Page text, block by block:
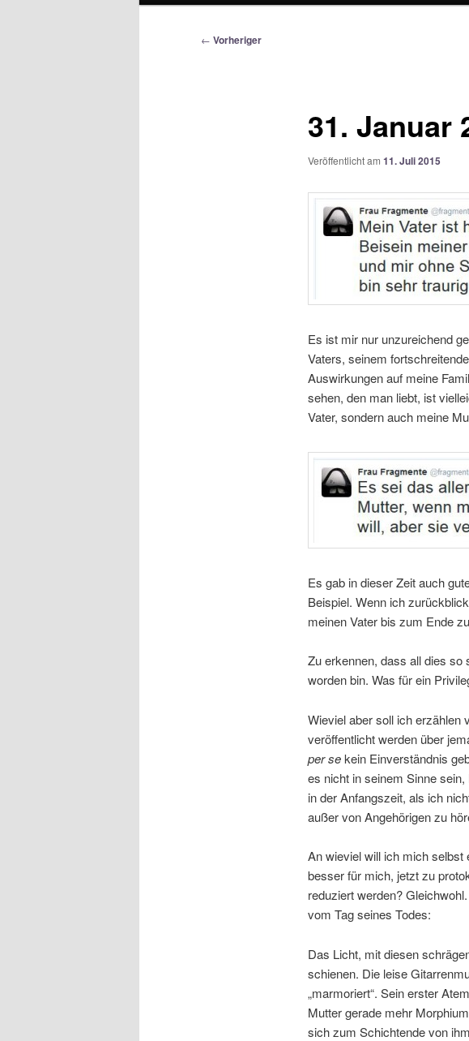
Beitragsnavigation
← Vorheriger
31. Januar
Veröffentlicht am 11. Juli 2015
Es ist mir nur unzureichend
Vaters, seinem
Auswirkungen auf meine
sehen, den man liebt, ist
Vater, sondern auch meine
Es gab in dieser Zeit auch
Beispiel. Wenn ich
meinen Vater bis zum Ende
Zu erkennen, dass all dies so
worden bin. Was für ein
Wieviel aber soll ich erzählen
veröffentlicht werden über
per sekein Einverständnis
es nicht in seinem Sinne
in der Anfangszeit, als ich
außer von Angehörigen zu
An wieviel will ich mich
besser für mich, jetzt zu
reduziert werden?
vom Tag seines Todes:
Das Licht, mit diesen
schienen. Die leise
„marmoriert“. Sein erster
Mutter gerade mehr
sich zum Schichtende von